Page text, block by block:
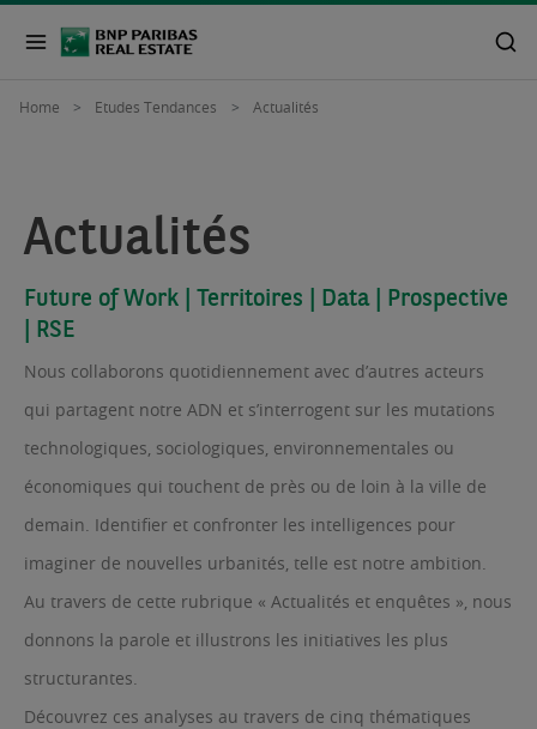
Home Etudes Tendances Actualités
Actualités
Future of Work | Territoires | Data | Prospective
| RSE
Nous collaborons quotidiennement avec d’autres acteurs
qui partagent notre ADN et s’interrogent sur les mutations
technologiques, sociologiques, environnementales ou
économiques qui touchent de près ou de loin à la ville de
demain. Identifier et confronter les intelligences pour
imaginer de nouvelles urbanités, telle est notre ambition.
Au travers de cette rubrique « Actualités et enquêtes », nous
donnons la parole et illustrons les initiatives les plus
structurantes.
Découvrez ces analyses au travers de cinq thématiques